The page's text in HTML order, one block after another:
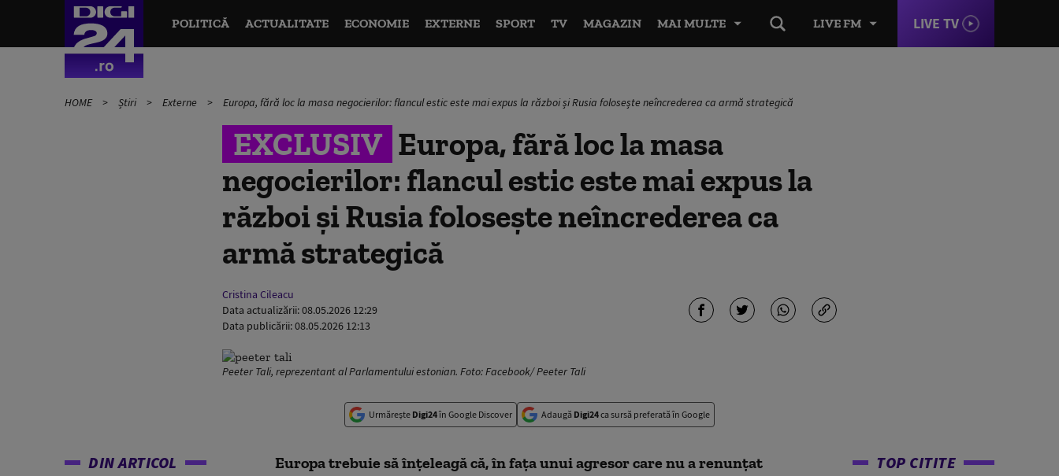
LIVE FM LIVE TV
POLITICĂ ACTUALITATE ECONOMIE EXTERNE SPORT TV MAGAZIN MAI MULTE
HOME Știri Externe Europa, fără loc la masa negocierilor: flancul estic este mai expus la război și Rusia folosește neîncrederea ca armă strategică
EXCLUSIV Europa, fără loc la masa
negocierilor: flancul estic este mai expus la
război și Rusia folosește neîncrederea ca
armă strategică
Cristina Cileacu
Data actualizării:08.05.2026 12:29
Data publicării:08.05.2026 12:13
Peeter Tali, reprezentant al Parlamentului estonian. Foto: Facebook/ Peeter Tali
Urmărește Digi24în Google Discover Adaugă Digi24ca sursă preferată în Google
DIN ARTICOL
Europa trebuie să înțeleagă că, în fața unui agresor care nu a renunțat
TOP CITITE